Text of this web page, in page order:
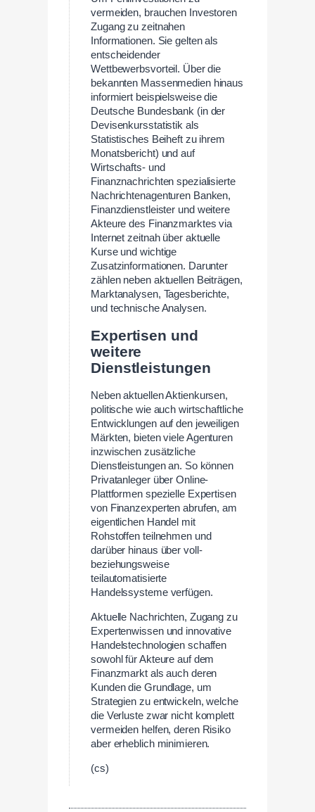
vermeiden, brauchen Investoren
Zugang zu zeitnahen
Informationen. Sie gelten als
entscheidender
Wettbewerbsvorteil. Über die
bekannten Massenmedien hinaus
informiert beispielsweise die
Deutsche Bundesbank (in der
Devisenkursstatistik als
Statistisches Beiheft zu ihrem
Monatsbericht) und auf
Wirtschafts- und
Finanznachrichten spezialisierte
Nachrichtenagenturen Banken,
Finanzdienstleister und weitere
Akteure des Finanzmarktes via
Internet zeitnah über aktuelle
Kurse und wichtige
Zusatzinformationen. Darunter
zählen neben aktuellen Beiträgen,
Marktanalysen, Tagesberichte,
und technische Analysen.
Expertisen und
weitere
Dienstleistungen
Neben aktuellen Aktienkursen,
politische wie auch wirtschaftliche
Entwicklungen auf den jeweiligen
Märkten, bieten viele Agenturen
inzwischen zusätzliche
Dienstleistungen an. So können
Privatanleger über Online-
Plattformen spezielle Expertisen
von Finanzexperten abrufen, am
eigentlichen Handel mit
Rohstoffen teilnehmen und
darüber hinaus über voll-
beziehungsweise
teilautomatisierte
Handelssysteme verfügen.
Aktuelle Nachrichten, Zugang zu
Expertenwissen und innovative
Handelstechnologien schaffen
sowohl für Akteure auf dem
Finanzmarkt als auch deren
Kunden die Grundlage, um
Strategien zu entwickeln, welche
die Verluste zwar nicht komplett
vermeiden helfen, deren Risiko
aber erheblich minimieren.
(cs)